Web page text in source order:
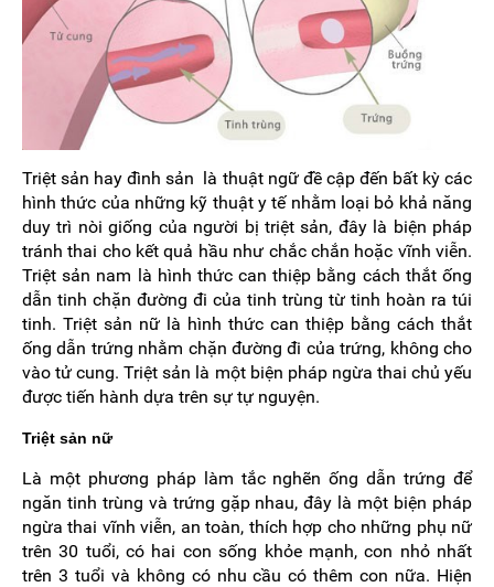
Triệt sản hay đình sản là thuật ngữ đề cập đến bất kỳ các
hình thức của những kỹ thuật y tế nhằm loại bỏ khả năng
duy trì nòi giống của người bị triệt sản, đây là biện pháp
tránh thai cho kết quả hầu như chắc chắn hoặc vĩnh viễn.
Triệt sản nam là hình thức can thiệp bằng cách thắt ống
dẫn tinh chặn đường đi của tinh trùng từ tinh hoàn ra túi
tinh. Triệt sản nữ là hình thức can thiệp bằng cách thắt
ống dẫn trứng nhằm chặn đường đi của trứng, không cho
vào tử cung. Triệt sản là một biện pháp ngừa thai chủ yếu
được tiến hành dựa trên sự tự nguyện.
Triệt sản nữ
Là một phương pháp làm tắc nghẽn ống dẫn trứng để
ngăn tinh trùng và trứng gặp nhau, đây là một biện pháp
ngừa thai vĩnh viễn, an toàn, thích hợp cho những phụ nữ
trên 30 tuổi, có hai con sống khỏe mạnh, con nhỏ nhất
trên 3 tuổi và không có nhu cầu có thêm con nữa. Hiện